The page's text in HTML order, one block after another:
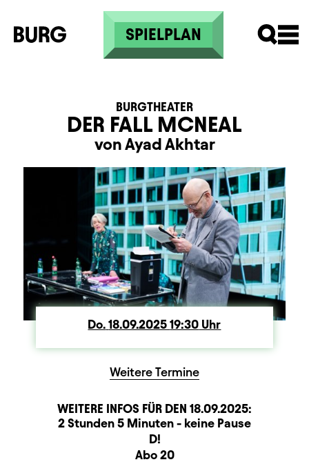
Direkt zum Inhalt
SPIELPLAN
DER FALL MCNEAL
BURGTHEATER
von Ayad Akhtar
Do. Donnerstag
18.09.202519:30 Uhr
Weitere Termine
WEITERE INFOS FÜR DEN 18.09.2025:
BeschreibungInformation
Dauer und Pausen
2 Stunden 5 Minuten - keine Pause
D!
Abo 20